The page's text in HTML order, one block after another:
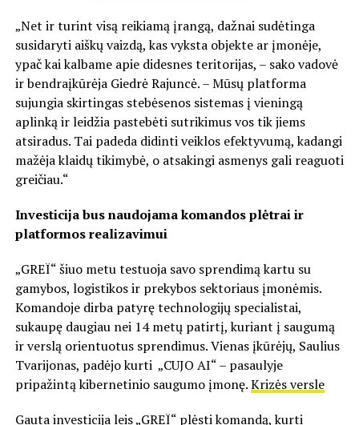
„Net ir turint visą reikiamą įrangą, dažnai sudėtinga
susidaryti aiškų vaizdą, kas vyksta objekte ar įmonėje,
ypač kai kalbame apie didesnes teritorijas, – sako vadovė
ir bendraįkūrėja Giedrė Rajuncė. – Mūsų platforma
sujungia skirtingas stebėsenos sistemas į vieningą
aplinką ir leidžia pastebėti sutrikimus vos tik jiems
atsiradus. Tai padeda didinti veiklos efektyvumą, kadangi
mažėja klaidų tikimybė, o atsakingi asmenys gali reaguoti
greičiau.“
Investicija bus naudojama komandos plėtrai ir
platformos realizavimui
„GREÏ“ šiuo metu testuoja savo sprendimą kartu su
gamybos, logistikos ir prekybos sektoriaus įmonėmis.
Komandoje dirba patyrę technologijų specialistai,
sukaupę daugiau nei 14 metų patirtį, kuriant į saugumą
ir verslą orientuotus sprendimus. Vienas įkūrėjų, Saulius
Tvarijonas, padėjo kurti „CUJO AI“ – pasaulyje
pripažintą kibernetinio saugumo įmonę.Krizės versle
Gauta investicija leis „GREÏ“ plėsti komandą, kurti